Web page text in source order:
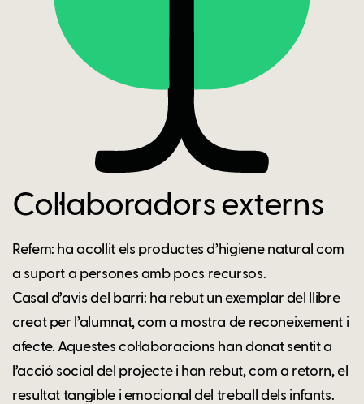
Col·laboradors externs
Refem: ha acollit els productes d’higiene natural com
a suport a persones amb pocs recursos.
Casal d’avis del barri: ha rebut un exemplar del llibre
creat per l’alumnat, com a mostra de reconeixement i
afecte. Aquestes col·laboracions han donat sentit a
l’acció social del projecte i han rebut, com a retorn, el
resultat tangible i emocional del treball dels infants.